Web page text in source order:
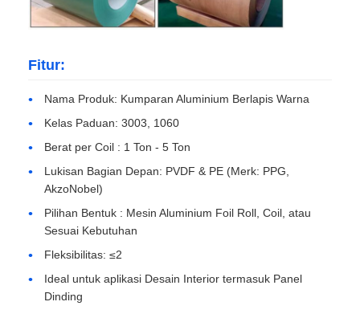
Lingkaran aluminium
Kumparan aluminium yang dilapisi warna
kumparan aluminium
Piring kotak -kotak aluminium
Fitur:
Nama Produk: Kumparan Aluminium Berlapis Warna
Kelas Paduan: 3003, 1060
Berat per Coil : 1 Ton - 5 Ton
Lukisan Bagian Depan: PVDF & PE (Merk: PPG,
AkzoNobel)
Pilihan Bentuk : Mesin Aluminium Foil Roll, Coil, atau
Sesuai Kebutuhan
Fleksibilitas: ≤2
Ideal untuk aplikasi Desain Interior termasuk Panel
Dinding